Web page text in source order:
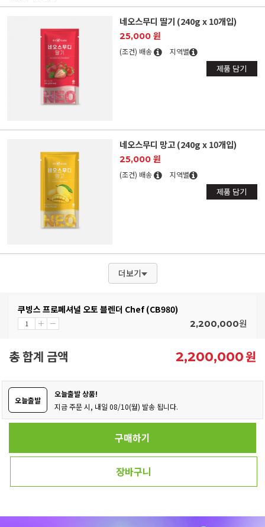
네오스무디 딸기 (240g x 10개입)
25,000 원
(조건) 배송 지역별
제품 담기
네오스무디 망고 (240g x 10개입)
25,000 원
(조건) 배송 지역별
제품 담기
더보기
쿠빙스 프로페셔널 오토 블렌더 Chef (CB980)
2,200,000원
총 합계 금액 2,200,000원
오늘출발
오늘출발 상품!
지금 주문 시, 내일 08/10(월) 발송 됩니다.
구매하기
장바구니